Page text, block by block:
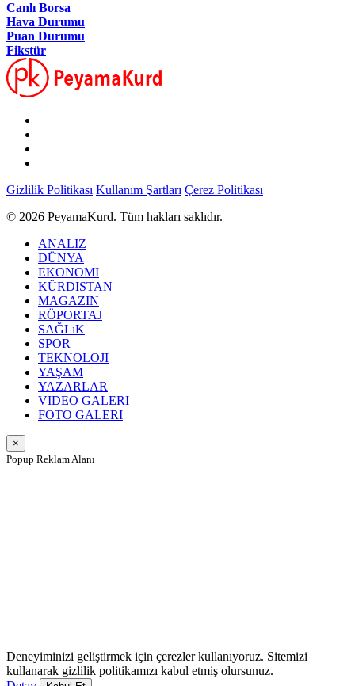
Canlı Borsa
Hava Durumu
Puan Durumu
Fikstür
Gizlilik Politikası Kullanım Şartları Çerez Politikası
© 2026 PeyamaKurd. Tüm hakları saklıdır.
ANALIZ
DÜNYA
EKONOMI
KÜRDISTAN
MAGAZIN
RÖPORTAJ
SAĞLıK
SPOR
TEKNOLOJI
YAŞAM
YAZARLAR
VIDEO GALERI
FOTO GALERI
×
Popup Reklam Alanı
Deneyiminizi geliştirmek için çerezler kullanıyoruz. Sitemizi
kullanarak gizlilik politikamızı kabul etmiş olursunuz.